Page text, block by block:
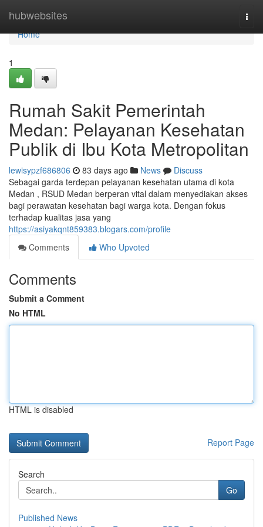
hubwebsites
Home
Home
1
Rumah Sakit Pemerintah
Medan: Pelayanan Kesehatan
Publik di Ibu Kota Metropolitan
lewisypzf686806 83 days ago News
Discuss
Sebagai garda terdepan pelayanan kesehatan utama di kota
Medan , RSUD Medan berperan vital dalam menyediakan akses
bagi perawatan kesehatan bagi warga kota. Dengan fokus
terhadap kualitas jasa yang
https://asiyakqnt859383.blogars.com/profile
Comments
Who Upvoted
Comments
Submit a Comment
No HTML
HTML is disabled
Report Page
Search
Go
Published News